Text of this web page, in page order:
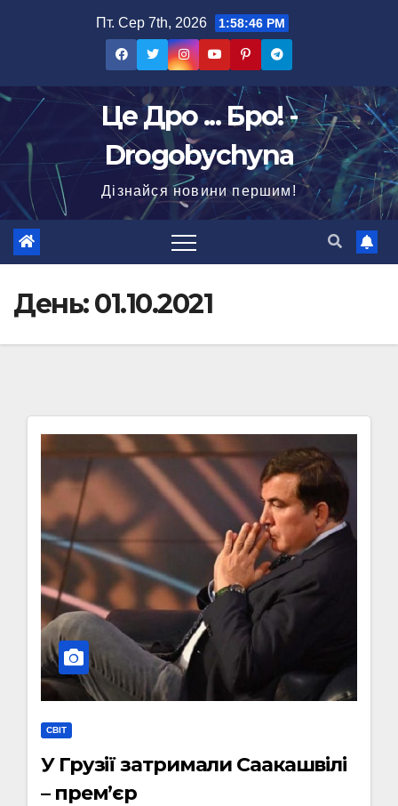
Пт. Сер 7th, 2026 1:58:48 PM
Це Дро ... Бро! -
Drogobychyna
Дізнайся новини першим!
День:01.10.2021
СВІТ
У Грузії затримали Саакашвілі
– прем’єр